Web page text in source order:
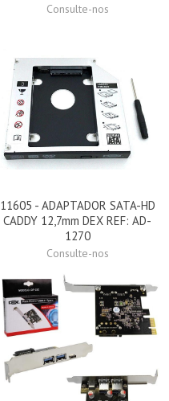
Consulte-nos
11605 - ADAPTADOR SATA-HD
CADDY 12,7mm DEX REF: AD-
1270
Consulte-nos